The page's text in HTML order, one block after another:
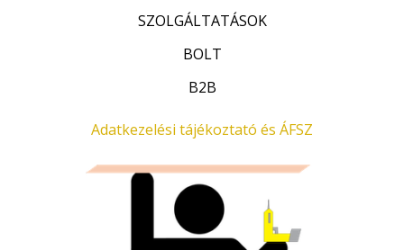
SZOLGÁLTATÁSOK
BOLT
B2B
Adatkezelési tájékoztató és ÁFSZ